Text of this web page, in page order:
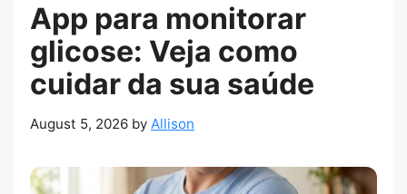
App para monitorar
glicose: Veja como
cuidar da sua saúde
August 5, 2026 by Allison